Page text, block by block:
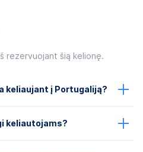
rezervuojant šią kelionę.
keliaujant į Portugaliją?
keliautojams?